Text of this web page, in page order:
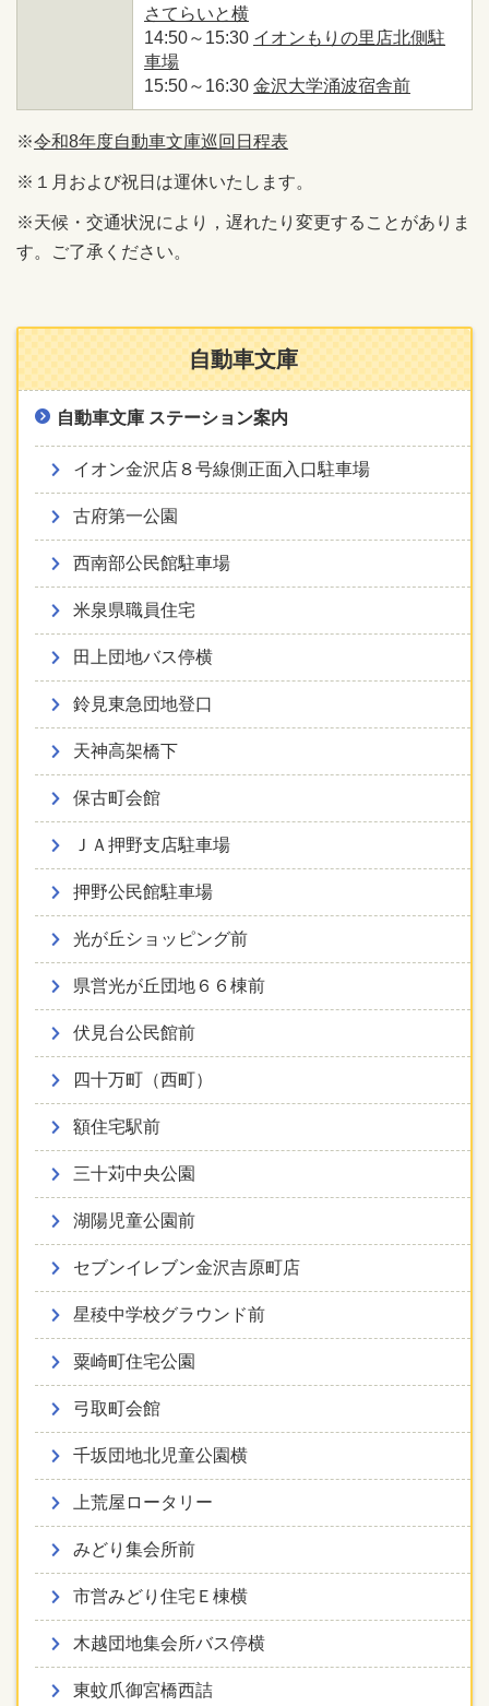
さてらいと横
14:50～15:30 イオンもりの里店北側駐
車場
15:50～16:30 金沢大学涌波宿舎前
※令和8年度自動車文庫巡回日程表
※１月および祝日は運休いたします。
※天候・交通状況により，遅れたり変更することがありま
す。ご了承ください。
自動車文庫
自動車文庫 ステーション案内
イオン金沢店８号線側正面入口駐車場
古府第一公園
西南部公民館駐車場
米泉県職員住宅
田上団地バス停横
鈴見東急団地登口
天神高架橋下
保古町会館
ＪＡ押野支店駐車場
押野公民館駐車場
光が丘ショッピング前
県営光が丘団地６６棟前
伏見台公民館前
四十万町（西町）
額住宅駅前
三十苅中央公園
湖陽児童公園前
セブンイレブン金沢吉原町店
星稜中学校グラウンド前
粟崎町住宅公園
弓取町会館
千坂団地北児童公園横
上荒屋ロータリー
みどり集会所前
市営みどり住宅Ｅ棟横
木越団地集会所バス停横
東蚊爪御宮橋西詰